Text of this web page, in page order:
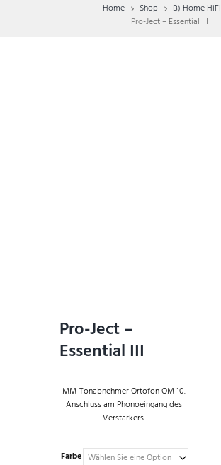
Home Shop
B) Home HiFi
Pro-Ject – Essential III
Pro-Ject –
Essential III
MM-Tonabnehmer Ortofon OM 10.
Anschluss am Phonoeingang des
Verstärkers.
Farbe